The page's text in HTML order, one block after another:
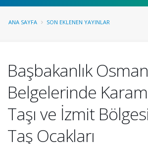
ANA SAYFA SON EKLENEN YAYINLAR
Başbakanlık
Belgelerinde
Taşı ve İzmit
Taş Ocakları